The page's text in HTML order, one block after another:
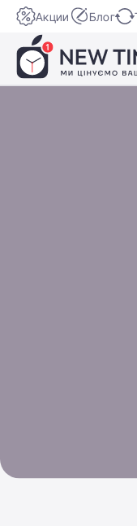
Акции Блог